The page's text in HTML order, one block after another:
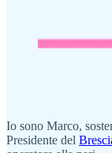
Io sono Marco,
Presidente del